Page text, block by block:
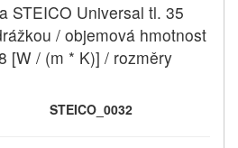
STEICO Universal tl. 35
/ objemová hmotnost
[W / (m * K)] / rozměry
STEICO_0032